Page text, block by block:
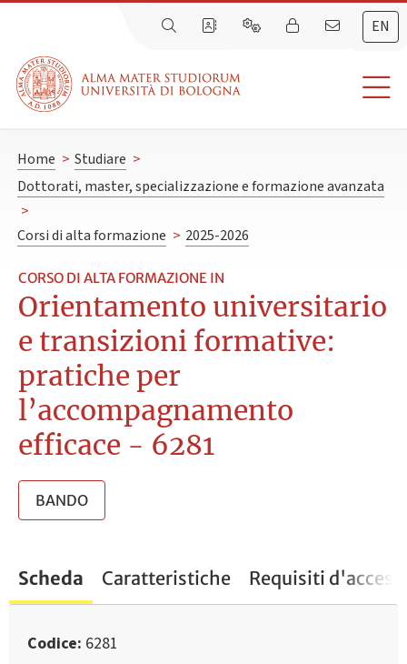
EN
Home > Studiare >
Dottorati, master, specializzazione e formazione avanzata
>
Corsi di alta formazione > 2025-2026
CORSO DI ALTA FORMAZIONE IN
Orientamento universitario
e transizioni formative:
pratiche per
l’accompagnamento
efficace - 6281
BANDO
Scheda Caratteristiche Requisiti
Codice 6281